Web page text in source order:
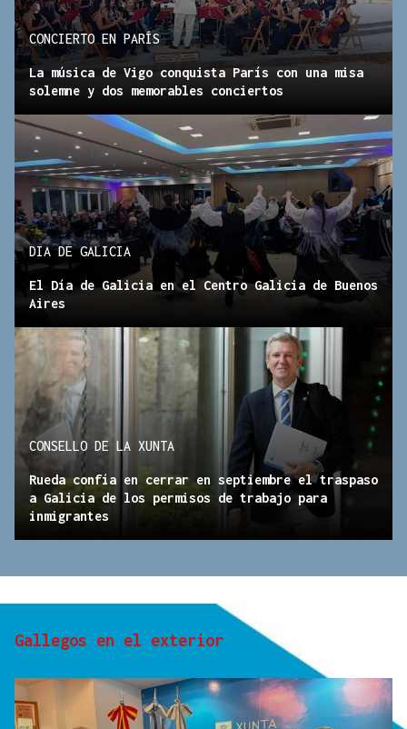
CONCIERTO EN PARÍS
La música de Vigo conquista París con una misa
solemne y dos memorables conciertos
DIA DE GALICIA
El Día de Galicia en el Centro Galicia de Buenos
Aires
CONSELLO DE LA XUNTA
Rueda confía en cerrar en septiembre el traspaso
a Galicia de los permisos de trabajo para
inmigrantes
Gallegos en el exterior